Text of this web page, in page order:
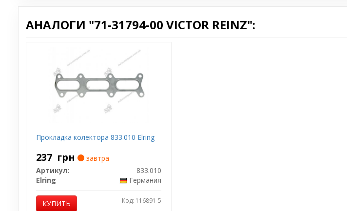
АНАЛОГИ "71-31794-00 VICTOR REINZ":
Прокладка колектора 833.010 Elring
237 грн
завтра
Артикул:
833.010
Elring
Германия
КУПИТЬ Код: 116891-5